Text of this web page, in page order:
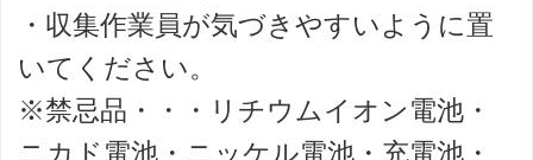
・収集作業員が気づきやすいように置
いてください。
※禁忌品・・・リチウムイオン電池・
ニカド電池・ニッケル電池・充電池・